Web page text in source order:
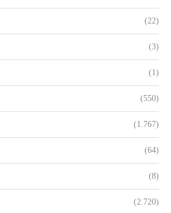
(22)
(3)
(1)
(550)
(1.767)
(64)
(8)
(2.720)